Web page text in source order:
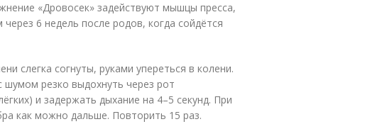
«Дровосек» задействуют мышцы пресса,
6 недель после родов, когда сойдётся
слегка согнуты, руками упереться в колени.
шумом резко выдохнуть через рот
и задержать дыхание на 4–5 секунд. При
как можно дальше. Повторить 15 раз.